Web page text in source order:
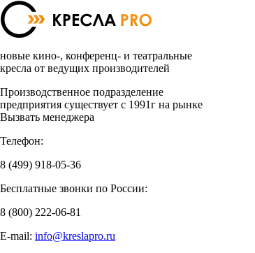
новые кино-, конференц- и театральные
кресла от ведущих производителей
Производственное подразделение
предприятия существует с 1991г на рынке
Вызвать менеджера
Телефон:
8 (499) 918-05-36
Бесплатные звонки по России:
8 (800) 222-06-81
E-mail: info@kreslapro.ru